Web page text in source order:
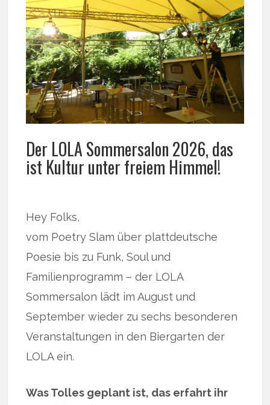
Der LOLA Sommersalon 2026, das
ist Kultur unter freiem Himmel!
Hey Folks,
vom Poetry Slam über plattdeutsche
Poesie bis zu Funk, Soul und
Familienprogramm – der LOLA
Sommersalon lädt im August und
September wieder zu sechs besonderen
Veranstaltungen in den Biergarten der
LOLA ein.
Was Tolles geplant ist, das erfahrt ihr